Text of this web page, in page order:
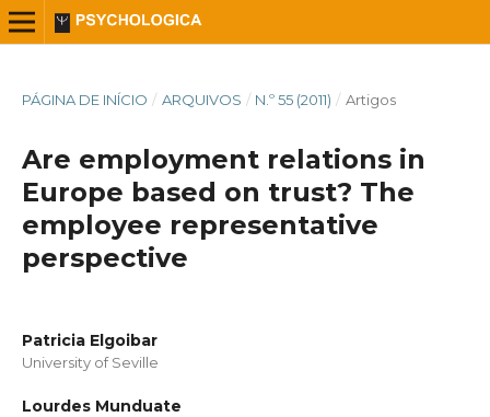
PÁGINA DE INÍCIO / ARQUIVOS / N.º 55 (2011) / Artigos
Are employment relations in
Europe based on trust? The
employee representative
perspective
Patricia Elgoibar
University of Seville
Lourdes Munduate